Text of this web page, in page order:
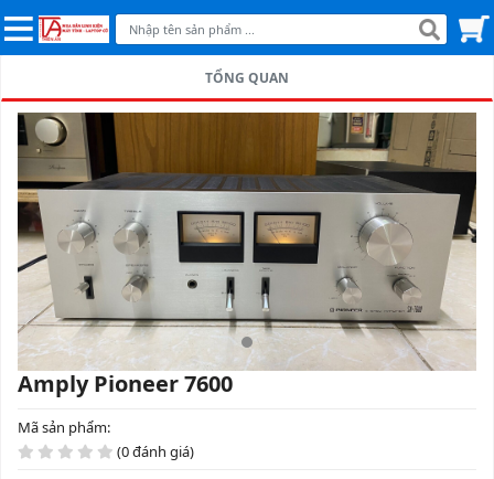
TỔNG QUAN
Amply Pioneer 7600
Mã sản phẩm:
(0 đánh giá)